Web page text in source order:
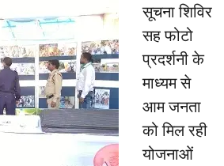
सूचना शिविर
सह फोटो
प्रदर्शनी के
माध्यम से
आम जनता
को मिल रही
योजनाओं